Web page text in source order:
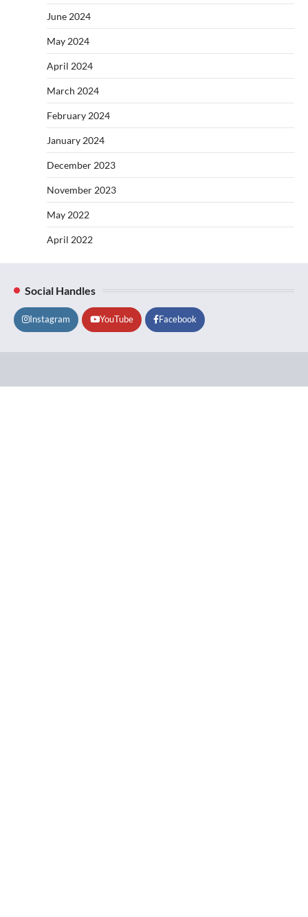
June 2024
May 2024
April 2024
March 2024
February 2024
January 2024
December 2023
November 2023
May 2022
April 2022
Social Handles
Instagram YouTube Facebook